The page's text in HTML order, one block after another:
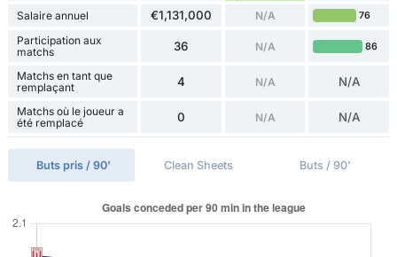
Salaire annuel €1,131,000 N/A 76
Participation aux
matchs
36 N/A 86
Matchs en tant que
remplaçant
4 N/A N/A
Matchs où le joueur a
été remplacé
0 N/A N/A
Buts pris / 90' Clean Sheets Buts / 90'